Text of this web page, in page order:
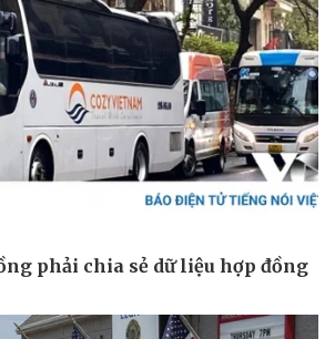
Tiêu dùng
Tỷ giá
Chứng khoán
Giá cà phê